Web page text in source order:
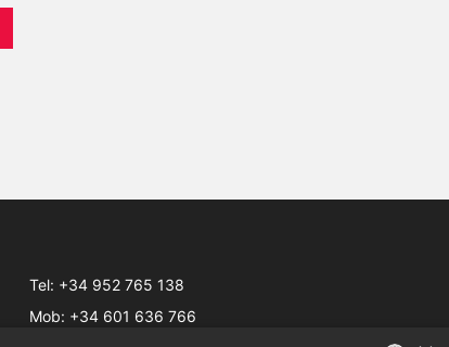
Tel: +34 952 765 138
Mob: +34 601 636 766